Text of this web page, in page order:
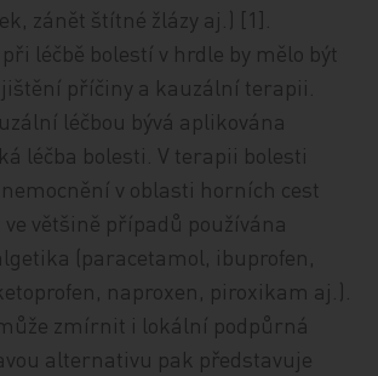
zánět štítné žlázy aj.) [1].
léčbě bolestí v hrdle by mělo být
příčiny a kauzální terapii.
léčbou bývá aplikována
léčba bolesti. V terapii bolesti
v oblasti horních cest
většině případů používána
(paracetamol, ibuprofen,
naproxen, piroxikam aj.).
zmírnit i lokální podpůrná
alternativu pak představuje